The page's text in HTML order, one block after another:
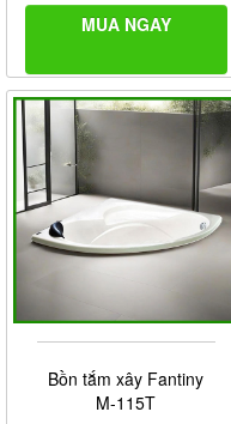
MUA NGAY
Bồn tắm xây Fantiny
M-115T